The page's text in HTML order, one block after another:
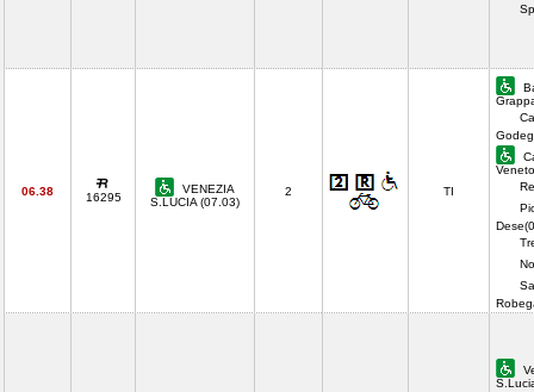
06.38 16295
VENEZIA
S.LUCIA (07.03)
2 TI